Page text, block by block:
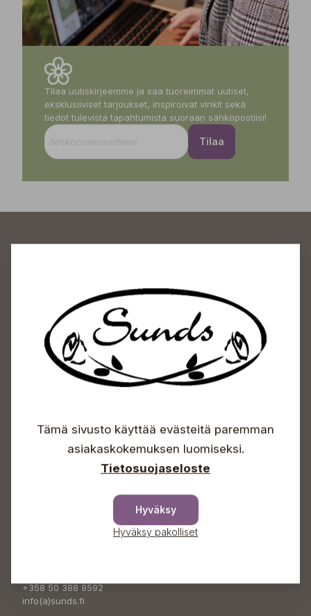
Tilaa uutiskirjeemme ja saa tuoreimmat uutiset,
eksklusiiviset tarjoukset, inspiroivat vinkit sekä
tiedot tulevista tapahtumista suoraan sähköpostiisi!
Tilaa
Sundin Puutarhakeskus
Avoinna
Arkisin 09-18
Lauantaisin 09-16
Info & vaihde
+358 50 388 9592
+358 50 388 9592
info(a)sunds.fi
Tämä sivusto käyttää evästeitä paremman
asiakaskokemuksen luomiseksi.
Tietosuojaseloste
Hyväksy
Hyväksy pakolliset